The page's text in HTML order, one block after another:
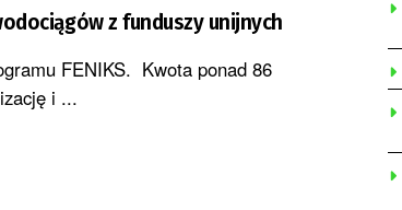
z funduszy unijnych
FENIKS. Kwota ponad 86
i ...